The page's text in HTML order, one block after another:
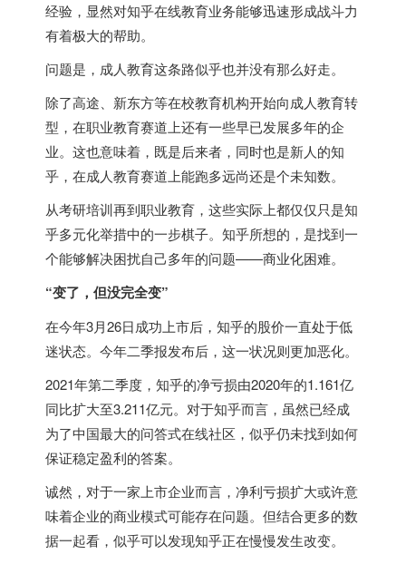
经验，显然对知乎在线教育业务能够迅速形成战斗力
有着极大的帮助。
问题是，成人教育这条路似乎也并没有那么好走。
除了高途、新东方等在校教育机构开始向成人教育转
型，在职业教育赛道上还有一些早已发展多年的企
业。这也意味着，既是后来者，同时也是新人的知
乎，在成人教育赛道上能跑多远尚还是个未知数。
从考研培训再到职业教育，这些实际上都仅仅只是知
乎多元化举措中的一步棋子。知乎所想的，是找到一
个能够解决困扰自己多年的问题——商业化困难。
“变了，但没完全变”
在今年3月26日成功上市后，知乎的股价一直处于低
迷状态。今年二季报发布后，这一状况则更加恶化。
2021年第二季度，知乎的净亏损由2020年的1.161亿
同比扩大至3.211亿元。对于知乎而言，虽然已经成
为了中国最大的问答式在线社区，似乎仍未找到如何
保证稳定盈利的答案。
诚然，对于一家上市企业而言，净利亏损扩大或许意
味着企业的商业模式可能存在问题。但结合更多的数
据一起看，似乎可以发现知乎正在慢慢发生改变。